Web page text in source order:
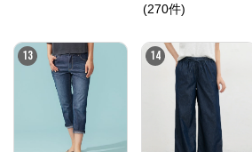
ャー
(270件)
13 14